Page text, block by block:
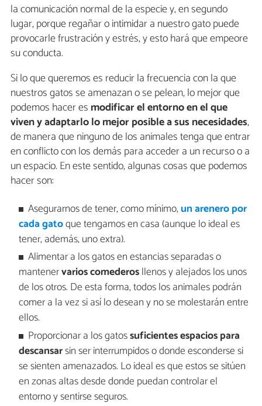
la comunicación normal de la especie y, en segundo
lugar, porque regañar o intimidar a nuestro gato puede
provocarle frustración y estrés, y esto hará que empeore
su conducta.
Si lo que queremos es reducir la frecuencia con la que
nuestros gatos se amenazan o se pelean, lo mejor que
podemos hacer es modificar el entorno en el que
viven y adaptarlo lo mejor posible a sus necesidades,
de manera que ninguno de los animales tenga que entrar
en conflicto con los demás para acceder a un recurso o a
un espacio. En este sentido, algunas cosas que podemos
hacer son:
Asegurarnos de tener, como mínimo,un arenero por
cada gatoque tengamos en casa (aunque lo ideal es
tener, además, uno extra).
Alimentar a los gatos en estancias separadas o
mantenervarios comederosllenos y alejados los unos
de los otros. De esta forma, todos los animales podrán
comer a la vez si así lo desean y no se molestarán entre
ellos.
Proporcionar a los gatossuficientes espacios para
descansarsin ser interrumpidos o donde esconderse si
se sienten amenazados. Lo ideal es que estos se sitúen
en zonas altas desde donde puedan controlar el
entorno y sentirse seguros.